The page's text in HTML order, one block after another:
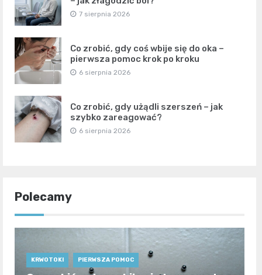
7 sierpnia 2026
Co zrobić, gdy coś wbije się do oka –
pierwsza pomoc krok po kroku
6 sierpnia 2026
Co zrobić, gdy użądli szerszeń – jak
szybko zareagować?
6 sierpnia 2026
Polecamy
KRWOTOKI PIERWSZA POMOC